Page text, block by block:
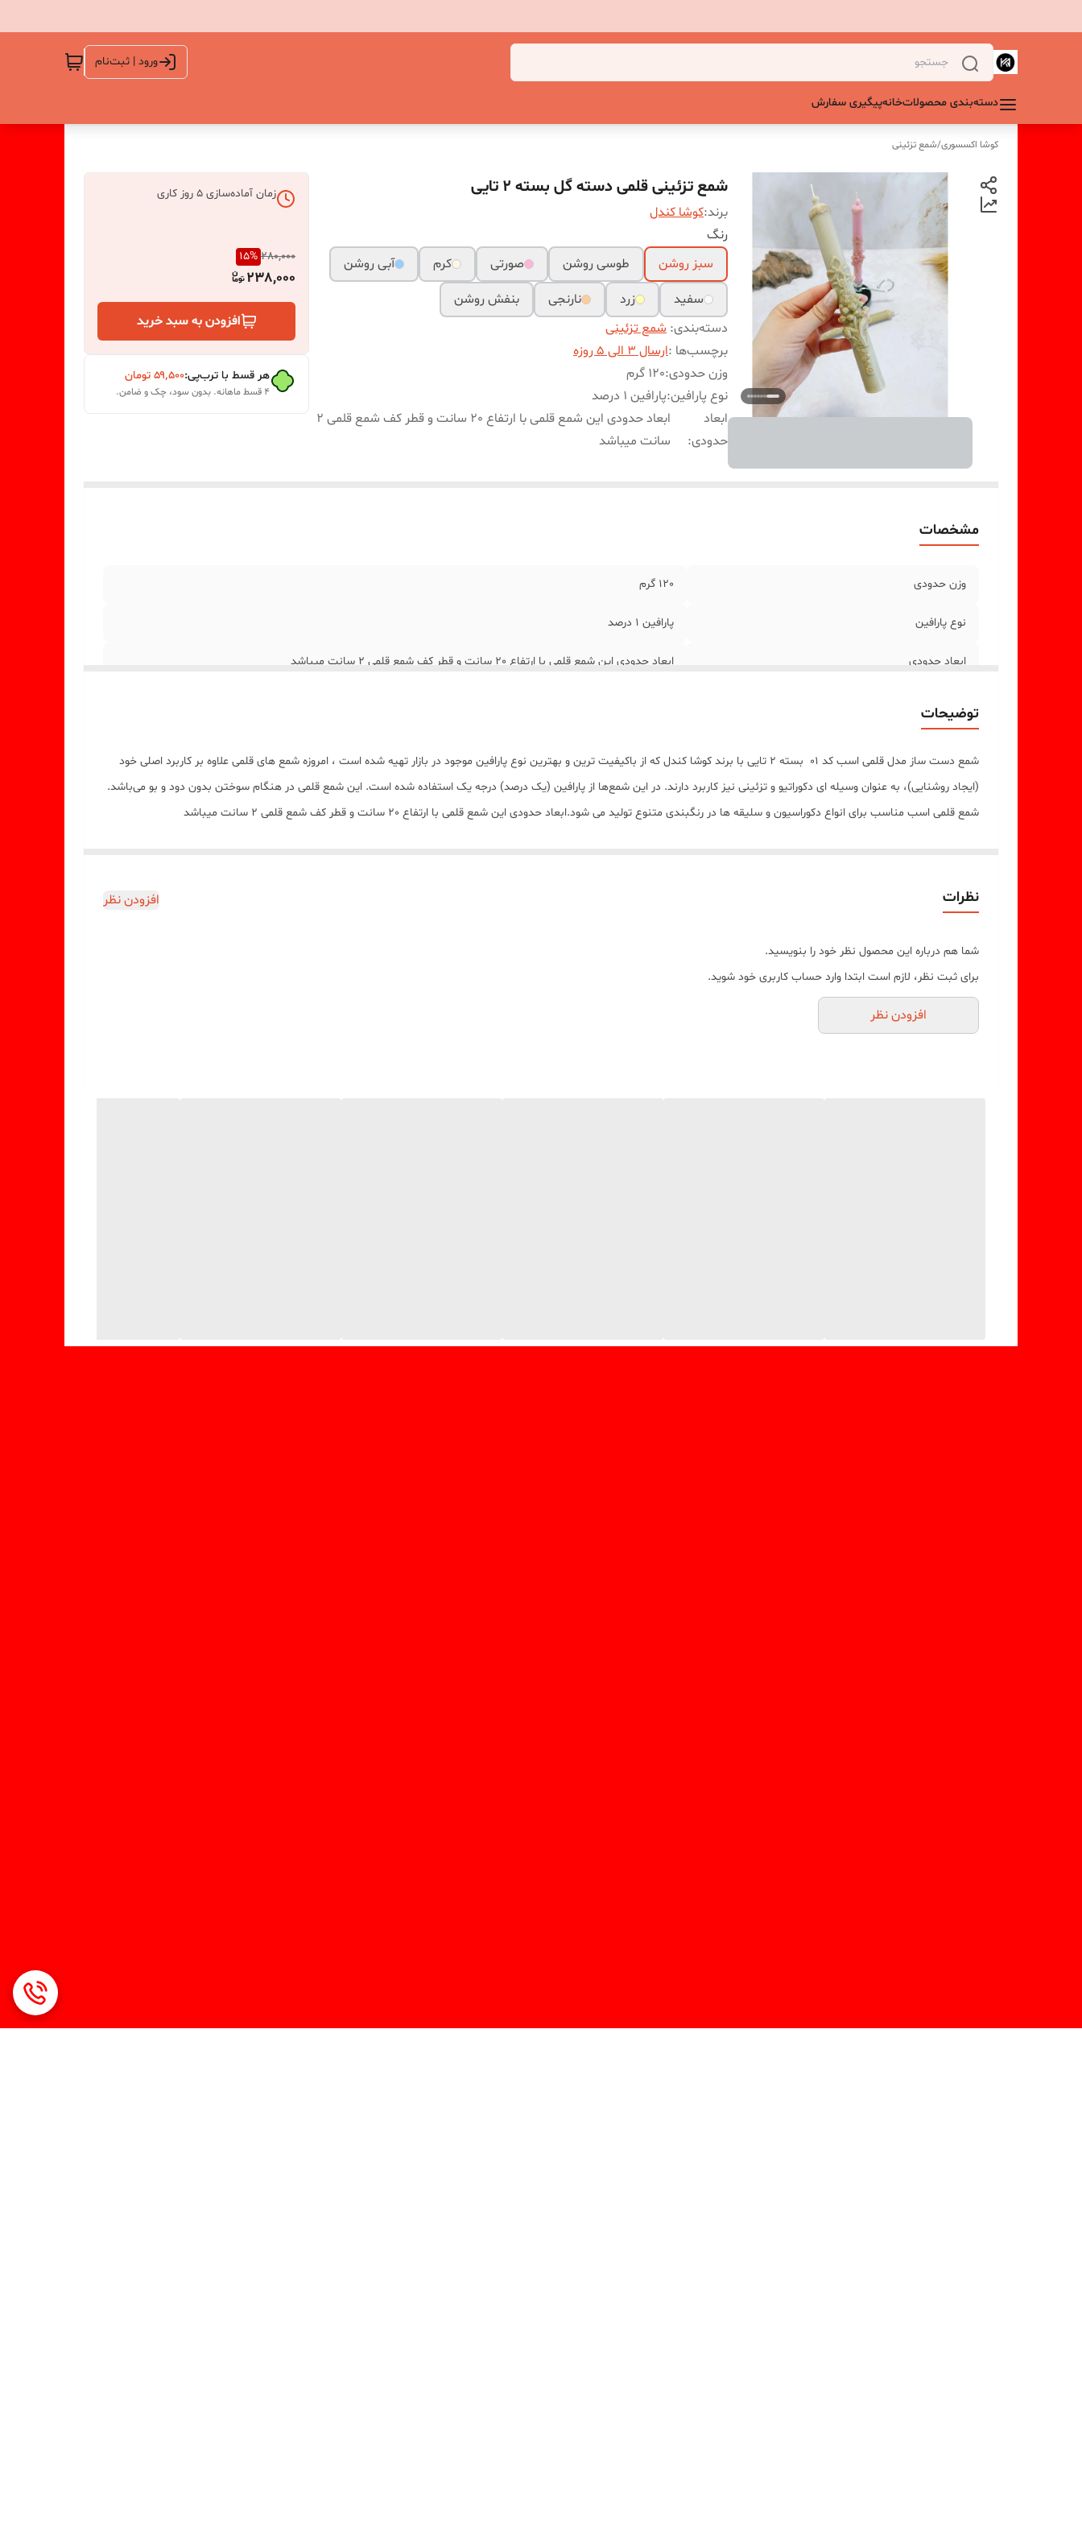
ورود | ثبت‌نام
دسته‌بندی محصولاتخانهپیگیری سفارش
کوشا اکسسوری/شمع تزئینی
شمع تزئینی قلمی دسته گل بسته 2 تایی
برند:کوشا کندل
رنگ
سبز روشن
طوسی روشن صورتی کرم
آبی روشن
سفید
زرد نارنجی
بنفش روشن
دسته‌بندی: شمع تزئینی
برچسب‌ها :ارسال 3 الی 5 روزه
وزن حدودی:120 گرم
نوع پارافین:پارافین 1 درصد
ابعاد
حدودی:
ابعاد حدودی این شمع قلمی با ارتفاع 20 سانت و قطر کف شمع قلمی 2
سانت میباشد
زمان آماده‌سازی 5 روز کاری
280,000
15%
238,000
افزودن به سبد خرید
هر قسط با ترب‌پی:۵۹٬۵۰۰ تومان
۴ قسط ماهانه. بدون سود، چک و ضامن.
مشخصات
وزن حدودی 120 گرم
نوع پارافین پارافین 1 درصد
ابعاد حدودی ابعاد حدودی این شمع قلمی با ارتفاع 20 سانت و قطر کف شمع قلمی 2 سانت میباشد
توضیحات
شمع دست ساز مدل قلمی اسب کد 01 بسته 2 تایی با برند کوشا کندل که از باکیفیت ترین و بهترین نوع پارافین موجود در بازار تهیه شده است ، امروزه شمع های قلمی علاوه بر کاربرد اصلی خود
(ایجاد روشنایی)، به عنوان وسیله ای دکوراتیو و تزئینی نیز کاربرد دارند. در این شمع‌ها از پارافین (یک درصد) درجه یک استفاده شده است. این شمع قلمی در هنگام سوختن بدون دود و بو می‌باشد.
شمع قلمی اسب مناسب برای انواع دکوراسیون و سلیقه ها در رنگبندی متنوع تولید می شود.ابعاد حدودی این شمع قلمی با ارتفاع 20 سانت و قطر کف شمع قلمی 2 سانت میباشد
نظرات افزودن نظر
شما هم درباره این محصول نظر خود را بنویسید.
برای ثبت نظر، لازم است ابتدا وارد حساب کاربری خود شوید.
افزودن نظر